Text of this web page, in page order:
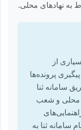
به نهادهای محلی.
از
پرونده‌ها
سامانه ثنا
محلی و شعب
سامانه ثنا به